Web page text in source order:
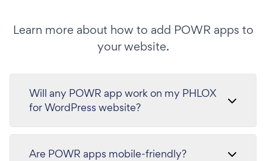
Learn more about how to add POWR apps to
your website.
Will any POWR app work on my PHLOX
for WordPress website?
Are POWR apps mobile-friendly?